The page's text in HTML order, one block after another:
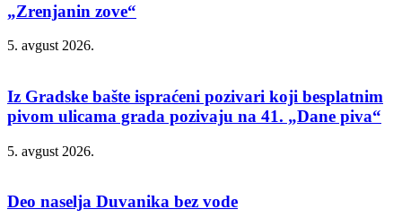
„Zrenjanin zove“
5. avgust 2026.
Iz Gradske bašte ispraćeni pozivari koji besplatnim
pivom ulicama grada pozivaju na 41. „Dane piva“
5. avgust 2026.
Deo naselja Duvanika bez vode